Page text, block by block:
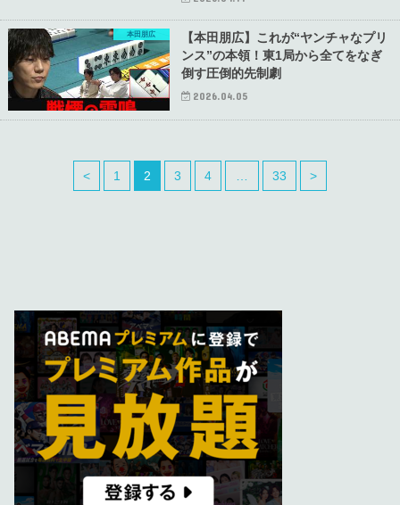
本田朋広
【本田朋広】これが“ヤンチャなプリ
ンス”の本領！東1局から全てをなぎ
倒す圧倒的先制劇
2026.04.05
< 1 2 3 4 33 >